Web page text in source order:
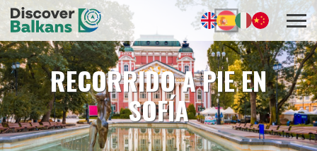
RECORRIDO A PIE EN
SOFÍA